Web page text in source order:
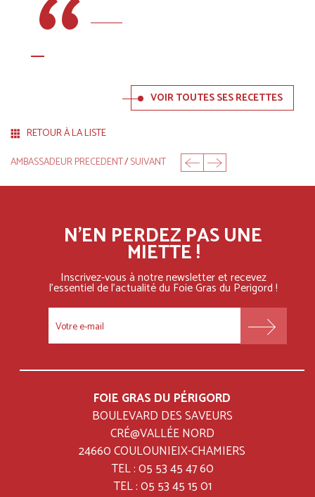
VOIR TOUTES SES RECETTES
RETOUR À LA LISTE
AMBASSADEUR PRECEDENT/SUIVANT
FOIE GRAS DU PÉRIGORD
BOULEVARD DES SAVEURS
CRÉ@VALLÉE NORD
24660 COULOUNIEIX-CHAMIERS
TEL : 05 53 45 47 60
TEL : 05 53 45 15 01
N'EN PERDEZ PAS UNE
MIETTE !
Inscrivez-vous à notre newsletter et recevez
l'essentielde l'actualité du Foie Gras du Perigord !
FOOTER
MENU